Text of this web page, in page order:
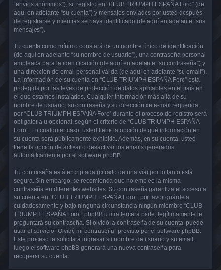
“envíos anónimos”), su registro en “CLUB TRIUMPH ESPAÑA Foro” (de
aquí en adelante “su cuenta”) y mensajes enviados por usted después
de registrarse y mientras se haya identificado (de aquí en adelante “sus
mensajes”).
Tu cuenta como mínimo constará de un nombre único de identificación
(de aquí en adelante “su nombre de usuario”), una contraseña personal
empleada para la identificación (de aquí en adelante “su contraseña”) y
una dirección de email personal válida (de aquí en adelante “su email”).
La información de su cuenta en “CLUB TRIUMPH ESPAÑA Foro” está
protegida por las leyes de protección de datos aplicables en el país en
el que estamos instalados. Cualquier información más allá de su
nombre de usuario, su contraseña y su dirección de e-mail requerida
por “CLUB TRIUMPH ESPAÑA Foro” durante el proceso de registro será
obligatoria u opcional, según el criterio de “CLUB TRIUMPH ESPAÑA
Foro”. En cualquier caso, usted tiene la opción de qué información en
su cuenta será públicamente exhibida. Además, en su cuenta, usted
tiene la opción de activar o desactivar los emails generados
automáticamente por el software phpBB.
Tu contraseña está encriptada (cifrado de una vía) por lo tanto está
segura. Sin embargo, se recomienda que no emplee la misma
contraseña en diferentes websites. Su contraseña garantiza el acceso a
su cuenta en “CLUB TRIUMPH ESPAÑA Foro”, por favor guárdela
cuidadosamente y bajo ninguna circunstancia ningún miembro “CLUB
TRIUMPH ESPAÑA Foro”, phpBB u otra tercera parte, legítimamente le
preguntará su contraseña. Si olvidó la contraseña de su cuenta, puede
usar el servicio “Olvidé mi contraseña” provisto por el software phpBB.
Este proceso le solicitará ingresar su nombre de usuario y su email,
luego el software phpBB generará una nueva contraseña para
recuperar su cuenta.